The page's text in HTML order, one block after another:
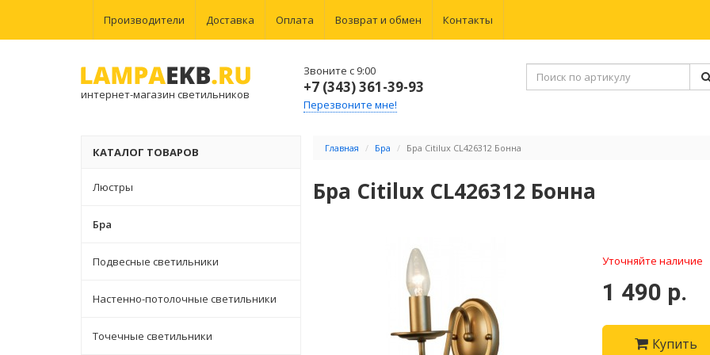
Производители Доставка Оплата Возврат и обмен Контакты
интернет-магазин светильников
Звоните с 9:00
+7 (343) 361-39-93
Перезвоните мне!
КАТАЛОГ ТОВАРОВ
Люстры
Бра
Подвесные светильники
Настенно-потолочные светильники
Точечные светильники
Главная Бра Бра Citilux CL426312 Бонна
Бра Citilux CL426312 Бонна
Уточняйте наличие
1 490 р.
Купить